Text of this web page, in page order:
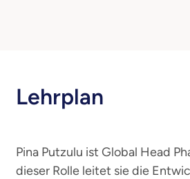
Lehrplan
Pina Putzulu ist Global Head
dieser Rolle leitet sie die